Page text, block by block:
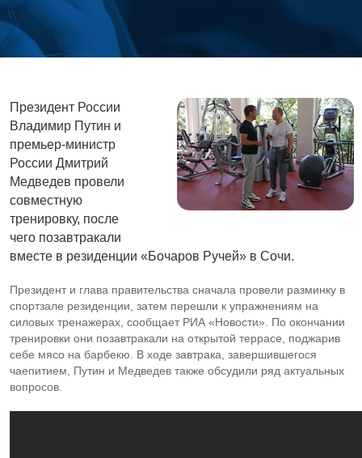
Президент России
Владимир Путин и
премьер-министр
России Дмитрий
Медведев провели
совместную
тренировку, после
чего позавтракали
вместе в резиденции «Бочаров Ручей» в Сочи.
Президент и глава правительства сначала провели разминку в
спортзале резиденции, затем перешли к упражнениям на
силовых тренажерах, сообщает РИА «Новости». По окончании
тренировки они позавтракали на открытой террасе, поджарив
себе мясо на барбекю. В ходе завтрака, завершившегося
чаепитием, Путин и Медведев также обсудили ряд актуальных
вопросов.